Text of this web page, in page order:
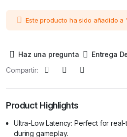
Este producto ha sido añadido a
Haz una pregunta
Entrega
Compartir:
Product Highlights
Ultra-Low Latency: Perfect for
during gameplay.